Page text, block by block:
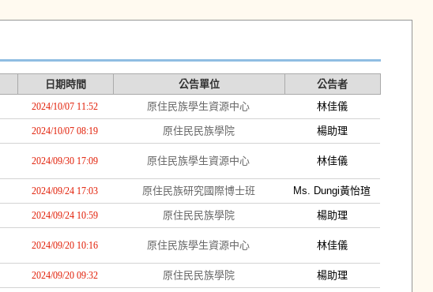
日期時間 公告單位 公告者
2024/10/07 11:52 原住民族學生資源中心 林佳儀
2024/10/07 08:19 原住民民族學院 楊助理
2024/09/30 17:09 原住民族學生資源中心 林佳儀
2024/09/24 17:03 原住民族研究國際博士班 Ms. Dungi黃怡瑄
2024/09/24 10:59 原住民民族學院 楊助理
2024/09/20 10:16 原住民族學生資源中心 林佳儀
2024/09/20 09:32 原住民民族學院 楊助理